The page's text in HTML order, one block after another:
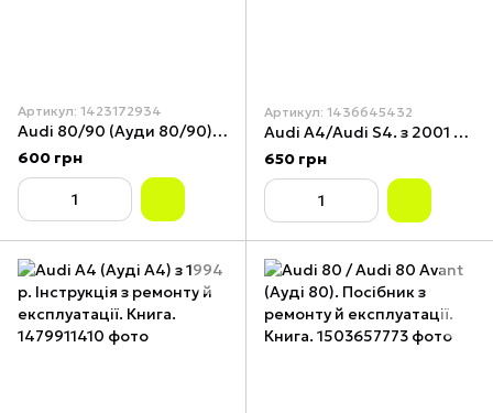
Артикул: 1423172934
Audi 80/90 (Ауди 80/90). Посібник з ремонту й експлуатації. Книга. Арус
600 грн
Артикул: 1436645432
Audi А4/Audi S4. з 2001 р. Інструкція з ремонту й експлуатації. Книга.
650 грн